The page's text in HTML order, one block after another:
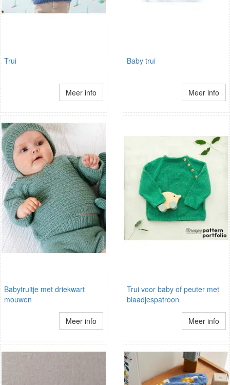
Trui
Meer info
Baby trui
Meer info
Babytruitje met driekwart
mouwen
Meer info
Trui voor baby of peuter met
blaadjespatroon
Meer info